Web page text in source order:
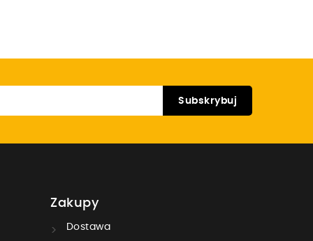
Zakupy
Dostawa